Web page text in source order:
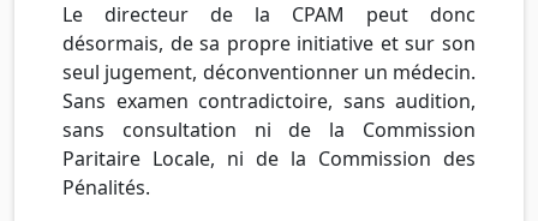
Le directeur de la CPAM peut donc
désormais, de sa propre initiative et sur son
seul jugement, déconventionner un médecin.
Sans examen contradictoire, sans audition,
sans consultation ni de la Commission
Paritaire Locale, ni de la Commission des
Pénalités.